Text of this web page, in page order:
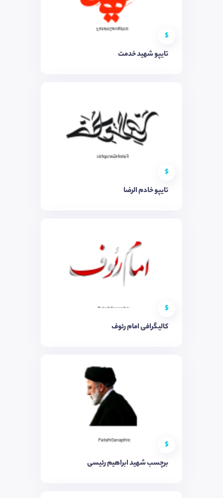
$
تایپو شهید خدمت
$
تایپو خادم الرضا
$
کالیگرافی امام رئوف
$
برچسب شهید ابراهیم رئیسی